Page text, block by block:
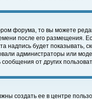
форума, то вы можете
после его
надпись будет
администраторы или
от других
создать ее в центре